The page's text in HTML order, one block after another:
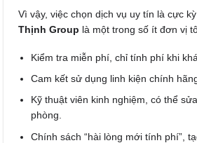
Vì vậy, việc chọn dịch vụ uy tín là cực
Thịnh Group là một trong số ít đơn vị
Kiểm tra miễn phí, chỉ tính phí khi
Cam kết sử dụng linh kiện chính
Kỹ thuật viên kinh nghiệm, có thể
phòng.
Chính sách “hài lòng mới tính phí”,